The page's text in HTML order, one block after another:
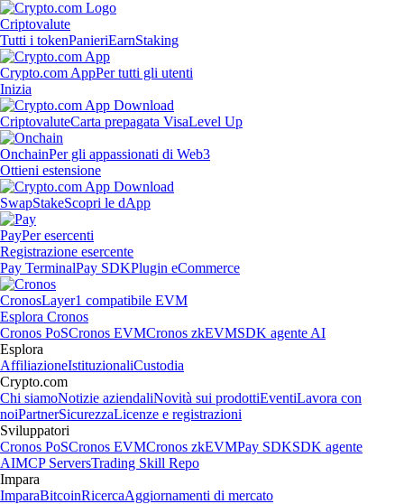
Criptovalute
Tutti i tokenPanieriEarnStaking
Crypto.com AppPer tutti gli utenti
Inizia
CriptovaluteCarta prepagata VisaLevel Up
OnchainPer gli appassionati di Web3
Ottieni estensione
SwapStakeScopri le dApp
PayPer esercenti
Registrazione esercente
Pay TerminalPay SDKPlugin eCommerce
CronosLayer1 compatibile EVM
Esplora Cronos
Cronos PoSCronos EVMCronos zkEVMSDK agente AI
Esplora
AffiliazioneIstituzionaliCustodia
Crypto.com
Chi siamoNotizie aziendaliNovità sui prodottiEventiLavora con
noiPartnerSicurezzaLicenze e registrazioni
Sviluppatori
Cronos PoSCronos EVMCronos zkEVMPay SDKSDK agente
AIMCP ServersTrading Skill Repo
Impara
ImparaBitcoinRicercaAggiornamenti di mercato